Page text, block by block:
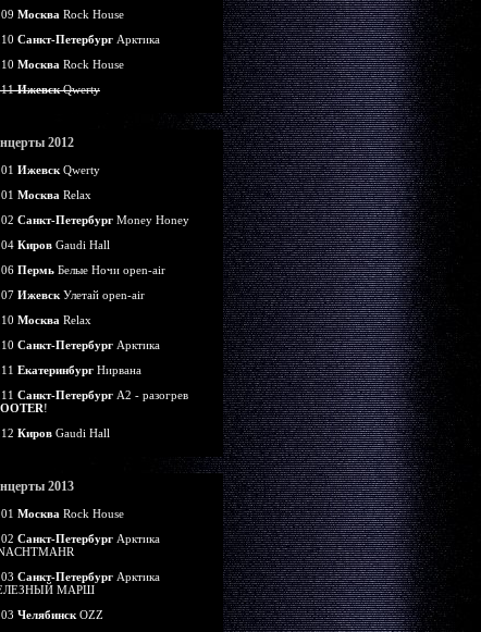
Москва Rock House
Санкт-Петербург Арктика
Москва Rock House
ИжевскQwerty
2012
Ижевск Qwerty
Москва Relax
Санкт-Петербург Money Honey
Киров Gaudi Hall
Пермь Белые Ночи open-air
Ижевск Улетай open-air
Москва Relax
Санкт-Петербург Арктика
Екатеринбург Нирвана
Санкт-Петербург А2 - разогрев
!
Киров Gaudi Hall
2013
Москва Rock House
Санкт-Петербург Арктика
Санкт-Петербург Арктика
МАРШ
Челябинск OZZ